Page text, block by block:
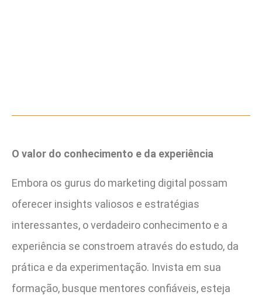
O valor do conhecimento e da experiência
Embora os gurus do marketing digital possam
oferecer insights valiosos e estratégias
interessantes, o verdadeiro conhecimento e a
experiência se constroem através do estudo, da
prática e da experimentação. Invista em sua
formação, busque mentores confiáveis, esteja